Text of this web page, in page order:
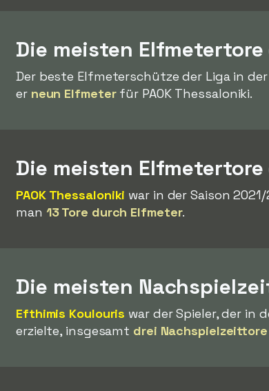
Die meisten
Der beste Elfmeterschütze der Liga in
er neun Elfmeterfür PAOK Thessaloniki.
Die meisten Elfmetertore
PAOK Thessaloniki war in der Saison
man 13 Tore durch Elfmeter.
Die meisten
Efthimis Koulouris war der Spieler, der in
erzielte, insgesamt drei Nachspielzeittore